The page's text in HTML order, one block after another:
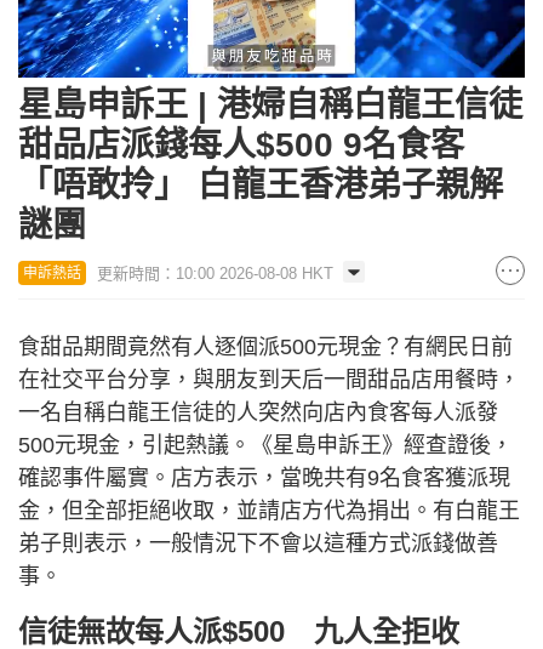
Unmute Loaded
24.92%
星島申訴王 | 港婦自稱白龍王信徒
甜品店派錢每人$500 9名食客
「唔敢拎」 白龍王香港弟子親解
謎團
申訴熱話 更新時間：10:00 2026-08-08 HKT
食甜品期間竟然有人逐個派500元現金？有網民日前
在社交平台分享，與朋友到天后一間甜品店用餐時，
一名自稱白龍王信徒的人突然向店內食客每人派發
500元現金，引起熱議。《星島申訴王》經查證後，
確認事件屬實。店方表示，當晚共有9名食客獲派現
金，但全部拒絕收取，並請店方代為捐出。有白龍王
弟子則表示，一般情況下不會以這種方式派錢做善
事。
信徒無故每人派$500 九人全拒收